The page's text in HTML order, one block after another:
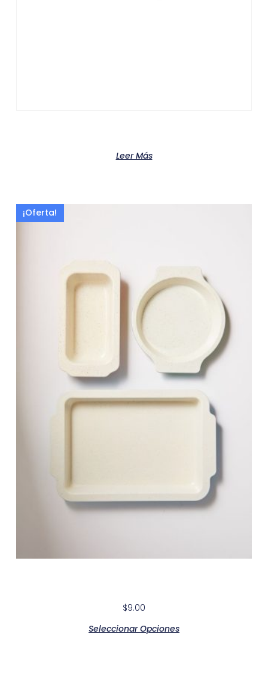
Leer Más
¡Oferta!
$9.00
Seleccionar Opciones